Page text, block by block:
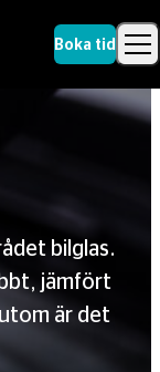
Boka tid
Sök
bilglas.
jämfört
är det